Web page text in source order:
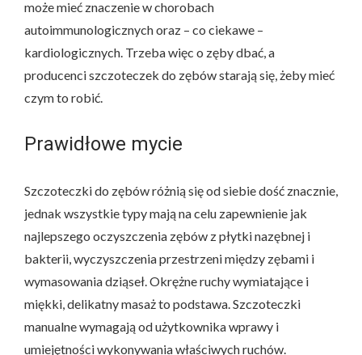
może mieć znaczenie w chorobach
autoimmunologicznych oraz – co ciekawe –
kardiologicznych. Trzeba więc o zęby dbać, a
producenci szczoteczek do zębów starają się, żeby mieć
czym to robić.
Prawidłowe mycie
Szczoteczki do zębów różnią się od siebie dość znacznie,
jednak wszystkie typy mają na celu zapewnienie jak
najlepszego oczyszczenia zębów z płytki nazębnej i
bakterii, wyczyszczenia przestrzeni między zębami i
wymasowania dziąseł. Okrężne ruchy wymiatające i
miękki, delikatny masaż to podstawa. Szczoteczki
manualne wymagają od użytkownika wprawy i
umiejętności wykonywania właściwych ruchów.